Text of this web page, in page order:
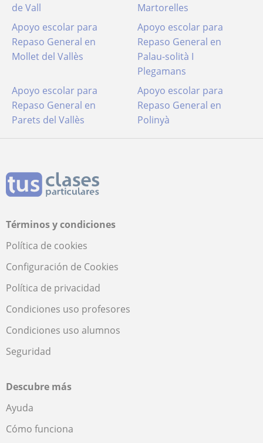
de Vall
Martorelles
Apoyo escolar para
Repaso General en
Mollet del Vallès
Apoyo escolar para
Repaso General en
Palau-solità I
Plegamans
Apoyo escolar para
Repaso General en
Parets del Vallès
Apoyo escolar para
Repaso General en
Polinyà
Términos y condiciones
Política de cookies
Configuración de Cookies
Política de privacidad
Condiciones uso profesores
Condiciones uso alumnos
Seguridad
Descubre más
Ayuda
Cómo funciona